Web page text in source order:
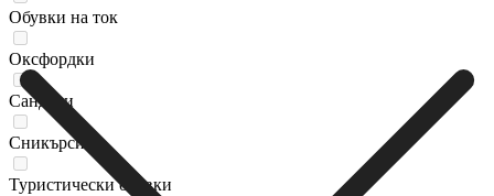
Обувки на ток
Оксфордки
Сандали
Сникърси
Туристически oбувки